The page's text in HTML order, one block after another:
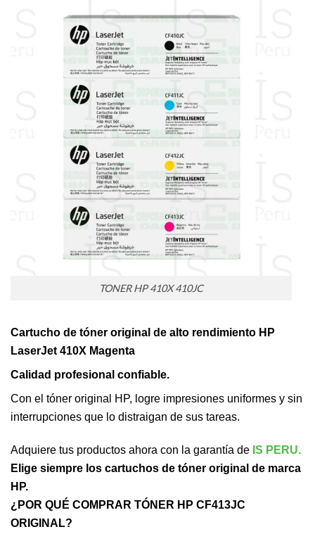
TONER HP 410X 410JC
Cartucho de tóner original de alto rendimiento HP
LaserJet 410X Magenta
Calidad profesional confiable.
Con el tóner original HP, logre impresiones uniformes y sin
interrupciones que lo distraigan de sus tareas.
Adquiere tus productos ahora con la garantía de IS PERU.
Elige siempre los cartuchos de tóner original de marca
HP.
¿POR QUÉ COMPRAR TÓNER HP CF413JC
ORIGINAL?